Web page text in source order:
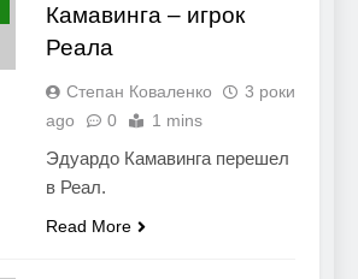
Камавинга – игрок
Реала
Степан Коваленко
3 роки
ago
0 1 mins
Эдуардо Камавинга перешел
в Реал.
Read More